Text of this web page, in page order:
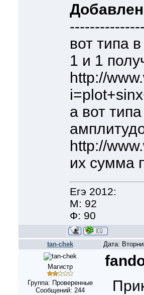
вот типа
1 и 1
http://
а вот
http://
их сумма
Егэ 2012:
М: 92
Ф: 90
tan-chek Дата:
Магистр
Группа: Проверенные
Сообщений: 244